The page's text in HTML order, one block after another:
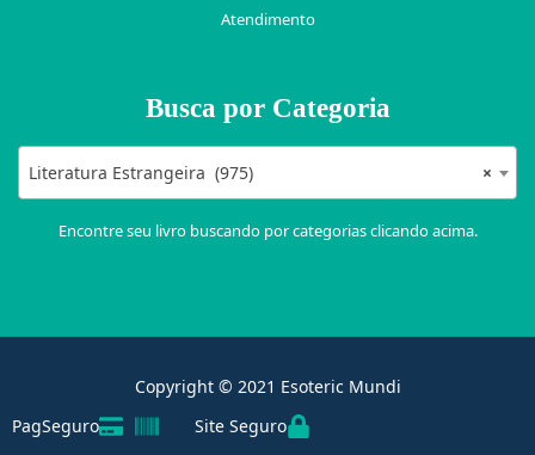
Atendimento
Busca por Categoria
×
Literatura Estrangeira (975)
Encontre seu livro buscando por categorias clicando acima.
Copyright © 2021 Esoteric Mundi
PagSeguro
Site Seguro